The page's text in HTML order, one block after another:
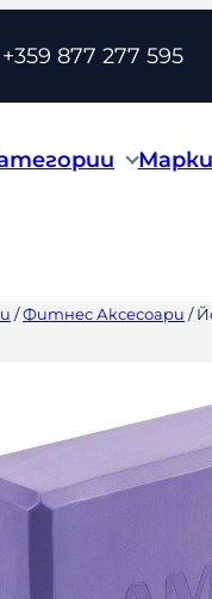
+359 877 277 595
Марки
/Фитнес Аксесоари /